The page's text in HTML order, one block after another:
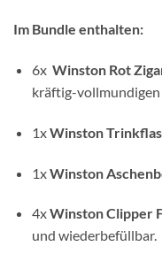
Im Bundle enthalten:
6x Winston Rot
kräftig-vollmundigen
1xWinston
1xWinston
4xWinston Clipper
und wiederbefüllbar.